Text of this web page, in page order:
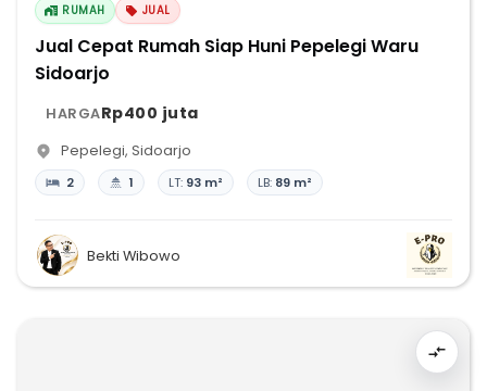
RUMAH JUAL
Jual Cepat Rumah Siap Huni Pepelegi Waru
Sidoarjo
HARGARp400 juta
Pepelegi, Sidoarjo
2 1 LT: 93 m² LB: 89 m²
Bekti Wibowo